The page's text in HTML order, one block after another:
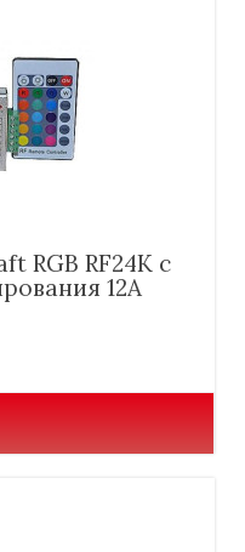
RGB RF24K с
12А